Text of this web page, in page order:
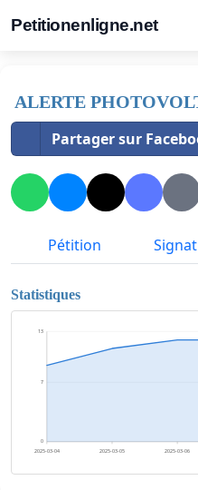
Petitionenligne.net
ALERTE
Partager sur
Pétition
Statistiques
0
7
13
2025-03-04 2025-03-05 2025-03-06